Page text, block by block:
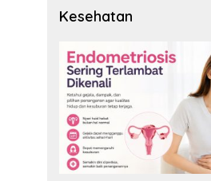
Kesehatan